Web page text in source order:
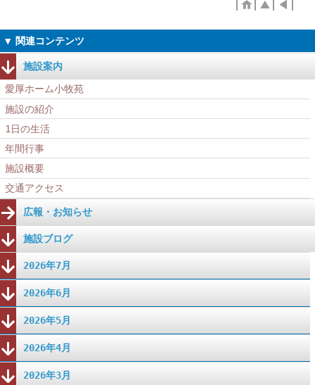
施設案内
愛厚ホーム小牧苑
施設の紹介
1日の生活
年間行事
施設概要
交通アクセス
広報・お知らせ
施設ブログ
2026年7月
2026年6月
2026年5月
2026年4月
2026年3月